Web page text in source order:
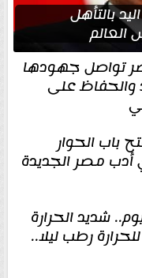
بالتأهل
تواصل جهودها
على
باب الحوار
أدب مصر الجديدة
شديد الحرارة
رطب ليلا..